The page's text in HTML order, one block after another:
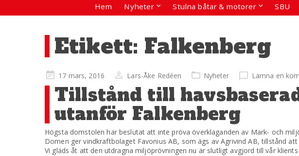
Hem Nyheter Stulna båtar & motorer SBU
Etikett: Falkenberg
Publicerad
på
17 mars, 2016 Lars-Åke Redéen Nyheter Lämna en
Tillstånd till
utanför Falkenberg
Högsta domstolen har beslutat att inte pröva överklaganden av Mark- och
Domen ger vindkraftbolaget Favonius AB, som ägs av Agrivind AB, tillstånd
Vi gläds åt att den utdragna miljöprövningen nu är slutligt avgjord till vår